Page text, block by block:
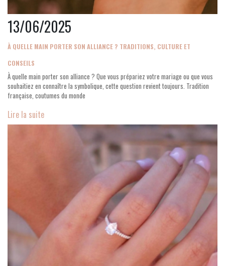
13/06/2025
À QUELLE MAIN PORTER SON ALLIANCE ? TRADITIONS, CULTURE ET
CONSEILS
À quelle main porter son alliance ? Que vous prépariez votre mariage ou que vous
souhaitiez en connaître la symbolique, cette question revient toujours. Tradition
française, coutumes du monde
Lire la suite